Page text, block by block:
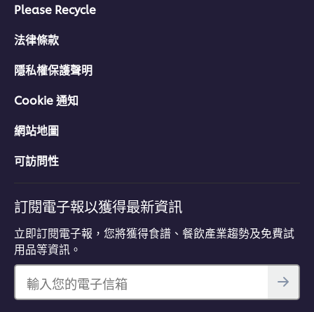
Please Recycle
法律條款
隱私權保護聲明
Cookie 通知
網站地圖
可訪問性
訂閱電子報以獲得最新資訊
立即訂閱電子報，您將獲得食譜、餐飲產業趨勢及免費試
用品等資訊。
輸入您的電子信箱